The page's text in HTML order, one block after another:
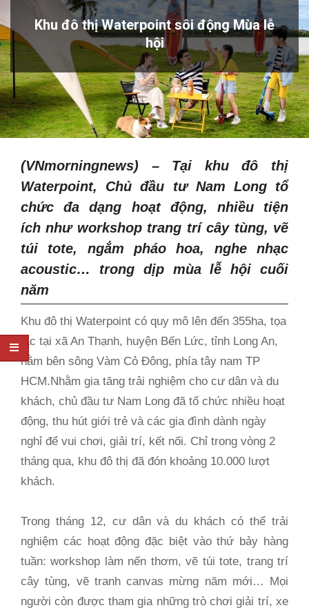
Khu đô thị Waterpoint sôi động Mùa lễ
hội
(VNmorningnews) – Tại khu đô thị
Waterpoint, Chủ đầu tư Nam Long tổ
chức đa dạng hoạt động, nhiều tiện
íchnhư workshop trang trí cây tùng, vẽ
túi tote, ngắm pháo hoa, nghe nhạc
acoustic… trong dịp mùa lễ hội cuối
năm
Khu đô thị Waterpoint có quy mô lên đến 355ha, tọa
lạc tại xã An Thạnh, huyện Bến Lức, tỉnh Long An,
nằm bên sông Vàm Cỏ Đông, phía tây nam TP
HCM.Nhằm gia tăng trải nghiệm cho cư dân và du
khách, chủ đầu tư Nam Long đã tổ chức nhiều hoạt
động, thu hút giới trẻ và các gia đình dành ngày
nghỉ để vui chơi, giải trí, kết nối. Chỉ trong vòng 2
tháng qua, khu đô thị đã đón khoảng 10.000 lượt
khách.
Trong tháng 12, cư dân và du khách có thể trải
nghiệm các hoạt động đặc biệt vào thứ bảy hàng
tuần: workshop làm nến thơm, vẽ túi tote, trang trí
cây tùng, vẽ tranh canvas mừng năm mới… Mọi
người còn được tham gia những trò chơi giải trí, xe